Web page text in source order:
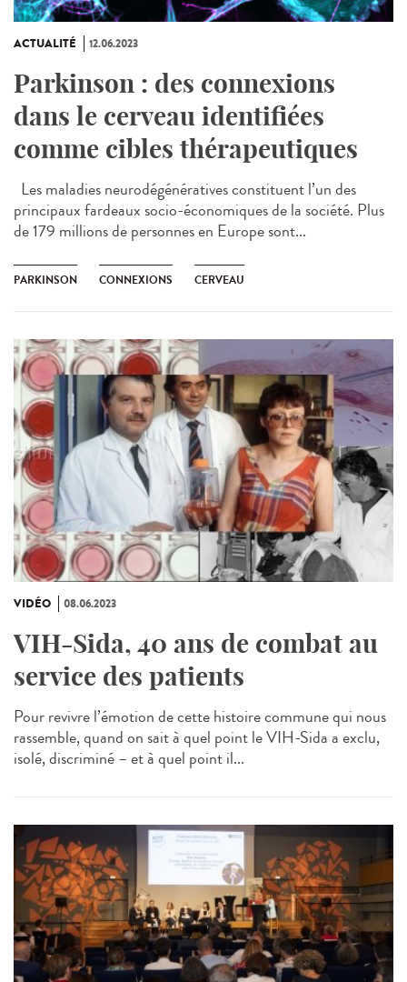
ACTUALITÉ 12.06.2023
Parkinson : des connexions
dans le cerveau identifiées
comme cibles thérapeutiques
Les maladies neurodégénératives constituent l’un des
principaux fardeaux socio-économiques de la société. Plus
de 179 millions de personnes en Europe sont...
PARKINSON CONNEXIONS CERVEAU
VIDÉO 08.06.2023
VIH-Sida, 40 ans de combat au
service des patients
Pour revivre l’émotion de cette histoire commune qui nous
rassemble, quand on sait à quel point le VIH-Sida a exclu,
isolé, discriminé – et à quel point il...